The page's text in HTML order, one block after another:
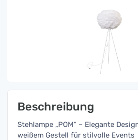
Beschreibung
Stehlampe „POM“ – Elegante
weißem Gestell für stilvolle Events